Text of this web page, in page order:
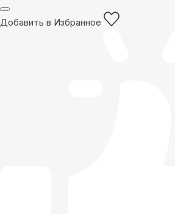
Добавить в Избранное